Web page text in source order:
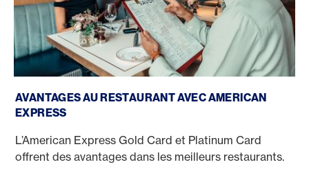
AVANTAGES AU RESTAURANT AVEC AMERICAN
EXPRESS
L’American Express Gold Card et Platinum Card
offrent des avantages dans les meilleurs restaurants.